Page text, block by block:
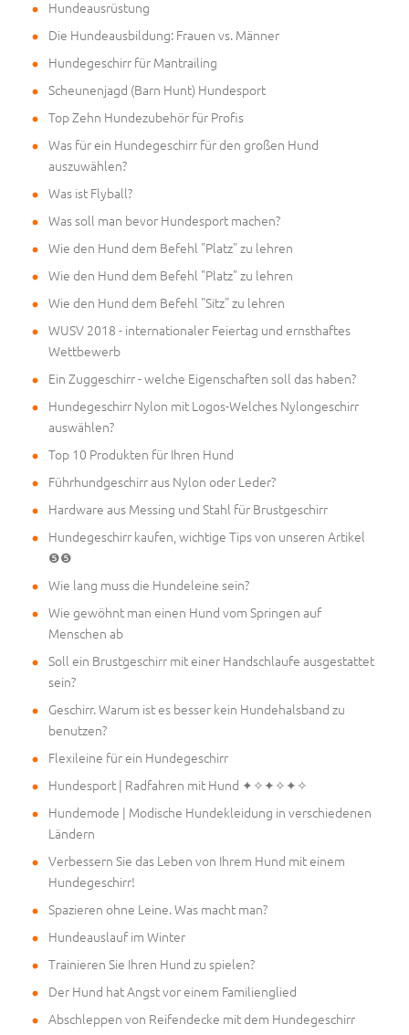
Hundeausrüstung
Die Hundeausbildung: Frauen vs. Männer
Hundegeschirr für Mantrailing
Scheunenjagd (Barn Hunt) Hundesport
Top Zehn Hundezubehör für Profis
Was für ein Hundegeschirr für den großen Hund
auszuwählen?
Was ist Flyball?
Was soll man bevor Hundesport machen?
Wie den Hund dem Befehl "Platz" zu lehren
Wie den Hund dem Befehl "Platz" zu lehren
Wie den Hund dem Befehl "Sitz" zu lehren
WUSV 2018 - internationaler Feiertag und ernsthaftes
Wettbewerb
Ein Zuggeschirr - welche Eigenschaften soll das haben?
Hundegeschirr Nylon mit Logos-Welches Nylongeschirr
auswählen?
Top 10 Produkten für Ihren Hund
Führhundgeschirr aus Nylon oder Leder?
Hardware aus Messing und Stahl für Brustgeschirr
Hundegeschirr kaufen, wichtige Tips von unseren Artikel
❺❺
Wie lang muss die Hundeleine sein?
Wie gewöhnt man einen Hund vom Springen auf
Menschen ab
Soll ein Brustgeschirr mit einer Handschlaufe ausgestattet
sein?
Geschirr. Warum ist es besser kein Hundehalsband zu
benutzen?
Flexileine für ein Hundegeschirr
Hundesport | Radfahren mit Hund ✦✧✦✧✦✧
Hundemode | Modische Hundekleidung in verschiedenen
Ländern
Verbessern Sie das Leben von Ihrem Hund mit einem
Hundegeschirr!
Spazieren ohne Leine. Was macht man?
Hundeauslauf im Winter
Trainieren Sie Ihren Hund zu spielen?
Der Hund hat Angst vor einem Familienglied
Abschleppen von Reifendecke mit dem Hundegeschirr